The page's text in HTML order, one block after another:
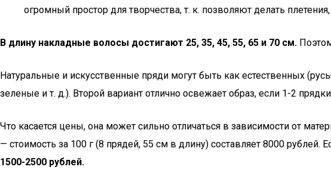
огромный простор для творчества, т. к. позволяют делать
В длину накладные волосы достигают 25, 35, 45, 55, 65 и 70 см.
Натуральные и искусственные пряди могут быть как естественных
зеленые и т. д.). Второй вариант отлично освежает образ, если 1-2
Что касается цены, она может сильно отличаться в зависимости от
— стоимость за 100 г (8 прядей, 55 см в длину) составляет 8000 рублей.
1500-2500 рублей.